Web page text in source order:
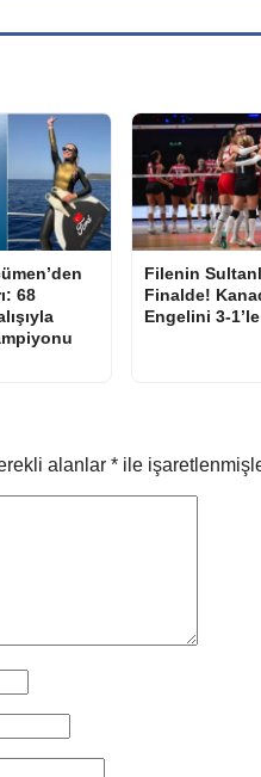
68
Filenin
Finalde!
Engelini 3-1’le
alanlar * ile